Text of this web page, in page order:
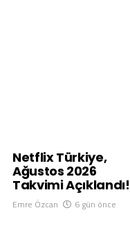
Netflix Türkiye,
Ağustos 2026
Takvimi Açıklandı!
Emre Özcan 6 gün önce